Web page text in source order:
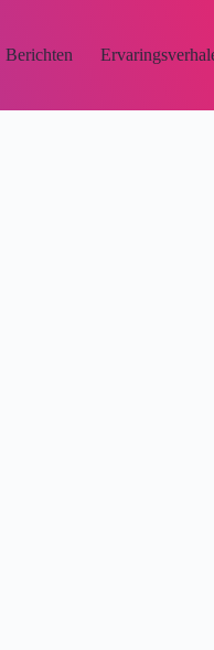
Berichten